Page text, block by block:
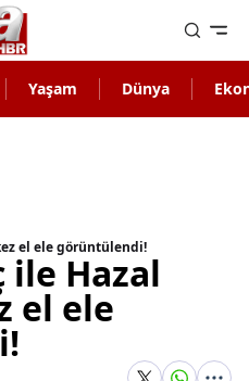
Yaşam Dünya
el ele görüntülendi!
ile Hazal
el ele